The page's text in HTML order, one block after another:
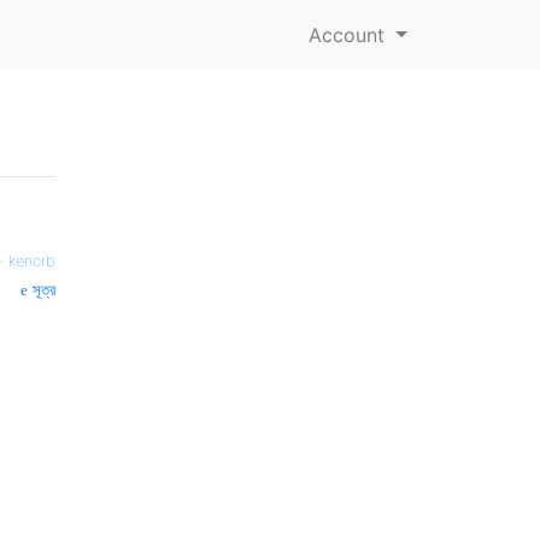
Account
kenorb
সূত্র